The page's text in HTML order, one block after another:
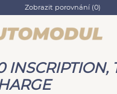
Zobrazit porovnání (0)
INSCRIPTION,